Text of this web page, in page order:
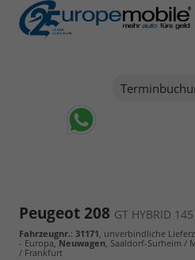
Peugeot 208 GT HYBRID 145
Fahrzeugnr.: 31171, unverbindliche
- Europa,Neuwagen, Saaldorf-Surheim /
/ Frankfurt